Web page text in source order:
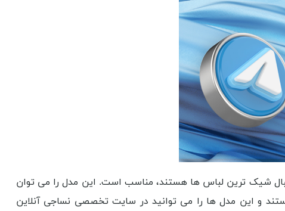
شیک ترین لباس ها هستند، مناسب است. این مدل را می توان
و این مدل ها را می توانید در سایت تخصصی نساجی آنلاین